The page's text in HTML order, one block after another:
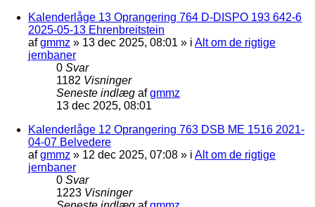
Kalenderlåge 13 Oprangering 764 D-DISPO 193 642-6
2025-05-13 Ehrenbreitstein
afgmmz » 13 dec 2025, 08:01 » i Alt om de rigtige
jernbaner
0 Svar
1182 Visninger
Seneste indlæg afgmmz
13 dec 2025, 08:01
Kalenderlåge 12 Oprangering 763 DSB ME 1516 2021-
04-07 Belvedere
afgmmz » 12 dec 2025, 07:08 » i Alt om de rigtige
jernbaner
0 Svar
1223 Visninger